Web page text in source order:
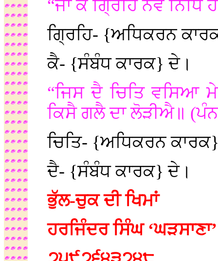
“ਜਾ ਕੈ ਗ੍ਰਿਹਿ ਨਵ ਨਿਧਿ
ਗ੍ਰਿਹਿ- {ਅਧਿਕਰਨ
ਕੈ- {ਸੰਬੰਧ ਕਾਰਕ} ਦੇ।
“ਜਿਸ ਦੈ ਚਿਤਿ ਵਸਿਆ
ਕਿਸੈ ਗਲੈ ਦਾ ਲੋੜੀਐ॥
ਚਿਤਿ- {ਅਧਿਕਰਨ
ਦੈ- {ਸੰਬੰਧ ਕਾਰਕ} ਦੇ।
ਭੁੱਲ-ਚੁਕ ਦੀ ਖਿਮਾਂ
ਹਰਜਿੰਦਰ ਸਿੰਘ ‘ਘੜਸਾਣਾ’